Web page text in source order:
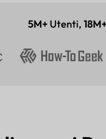
5M+ Utenti, 18M+